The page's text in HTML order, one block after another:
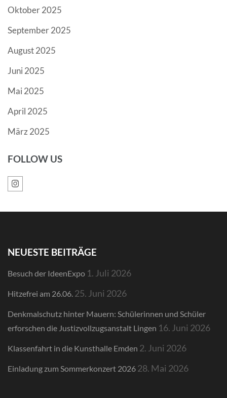
Oktober 2025
September 2025
August 2025
Juni 2025
Mai 2025
April 2025
März 2025
FOLLOW US
NEUESTE BEITRÄGE
Besuch der IdeenExpo 1. Juli 2026
Hitzefrei am 26.06. 25. Juni 2026
Denkmalschutz hinter Mauern: Schülerinnen und Schüler
erforschen die Justizvollzugsanstalt Lingen 16. Juni 2026
Klassenfahrt in die Kunsthalle Emden 2. Juni 2026
Einladung zum Sommerkonzert 2026 28. Mai 2026